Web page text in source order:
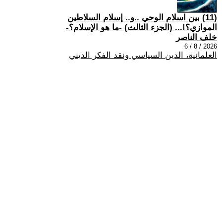
(11) بين اسلام الوحي ..و.. إسلام السلاطين
الموازي؟!... (الجزء الثالث) -ما هو الإسلام؟-
خلف الناصر
2026 / 8 / 6
العلمانية، الدين السياسي ونقد الفكر الديني